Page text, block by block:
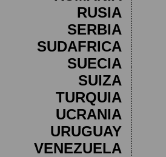
RUSIA
SERBIA
SUDAFRICA
SUECIA
SUIZA
TURQUIA
UCRANIA
URUGUAY
VENEZUELA